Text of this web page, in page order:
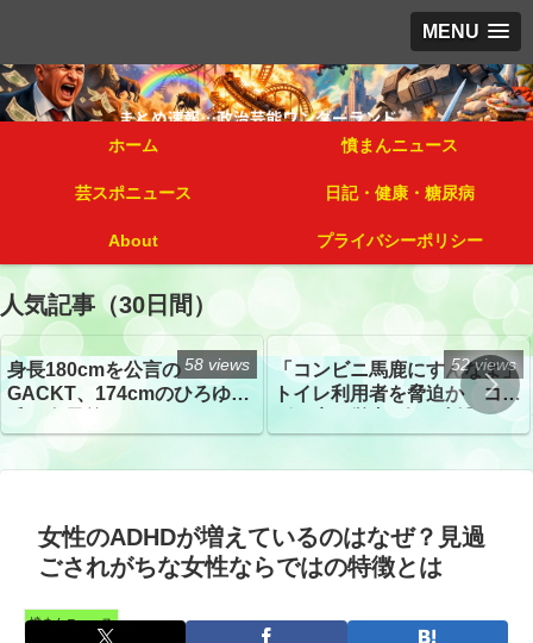
MENU
ホーム 憤まんニュース
芸スポニュース 日記・健康・糖尿病
About プライバシーポリシー
人気記事（30日間）
身長180cmを公言の
GACKT、174cmのひろゆき
トざわつき イベントでの写
真が話題
58 views
「コンビニ馬鹿にすんなよ」
トイレ利用者を脅迫か コン
52 views
女性のADHDが増えているのはなぜ？見過
ごされがちな女性ならではの特徴とは
憤まんニュース